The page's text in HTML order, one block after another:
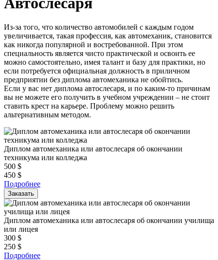
Из-за того, что количество автомобилей с каждым годом
увеличивается, такая профессия, как автомеханик, становится
как никогда популярной и востребованной. При этом
специальность является чисто практической и освоить ее
можно самостоятельно, имея талант и базу для практики, но
если потребуется официальная должность в приличном
предприятии без диплома автомеханика не обойтись.
Если у вас нет диплома автослесаря, и по каким-то причинам
вы не можете его получить в учебном учреждении – не стоит
ставить крест на карьере. Проблему можно решить
альтернативным методом.
Диплом автомеханика или автослесаря об окончании
техникума или колледжа
500 $
450 $
Подробнее
Заказать
Диплом автомеханика или автослесаря об окончании училища
или лицея
300 $
250 $
Подробнее